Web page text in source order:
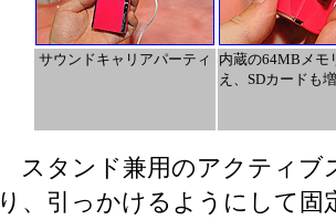
サウンドキャリアパーティ
内蔵の64MBメモ
え、SDカードも
スタンド兼用のアクティブ
り、引っかけるようにして固